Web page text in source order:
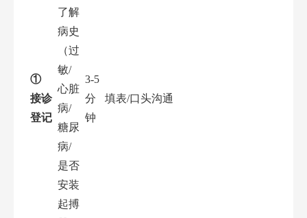
①
接诊
登记
了解
病史
（过
敏/
心脏
病/
糖尿
病/
是否
安装
起搏
3-5
分
钟
填表/口头沟通